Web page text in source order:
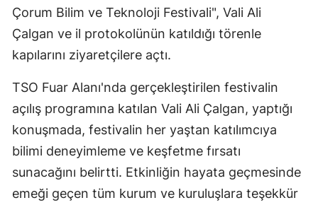
Bingöl
Burdur
Bursa
Çanakkale
Çankırı
Çorum Bilim ve Teknoloji Festivali", Vali Ali
Çalgan ve il protokolünün katıldığı törenle
kapılarını ziyaretçilere açtı.
TSO Fuar Alanı'nda gerçekleştirilen festivalin
açılış programına katılan Vali Ali Çalgan, yaptığı
konuşmada, festivalin her yaştan katılımcıya
bilimi deneyimleme ve keşfetme fırsatı
sunacağını belirtti. Etkinliğin hayata geçmesinde
emeği geçen tüm kurum ve kuruluşlara teşekkür